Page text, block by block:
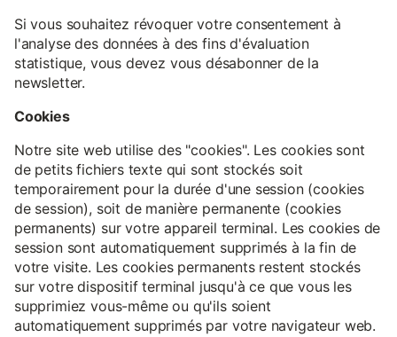
Si vous souhaitez révoquer votre consentement à
l'analyse des données à des fins d'évaluation
statistique, vous devez vous désabonner de la
newsletter.
Cookies
Notre site web utilise des "cookies". Les cookies sont
de petits fichiers texte qui sont stockés soit
temporairement pour la durée d'une session (cookies
de session), soit de manière permanente (cookies
permanents) sur votre appareil terminal. Les cookies de
session sont automatiquement supprimés à la fin de
votre visite. Les cookies permanents restent stockés
sur votre dispositif terminal jusqu'à ce que vous les
supprimiez vous-même ou qu'ils soient
automatiquement supprimés par votre navigateur web.